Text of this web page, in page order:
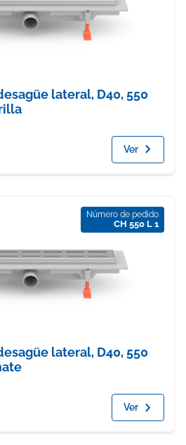
lateral, D40, 550
Ver
Número de pedido
CH 550 L 1
lateral, D40, 550
Ver